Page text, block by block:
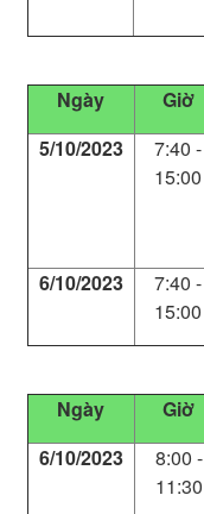
Ngày Giờ
5/10/2023
7:40 -
15:00
6/10/2023
7:40 -
15:00
Ngày Giờ
6/10/2023
8:00 -
11:30